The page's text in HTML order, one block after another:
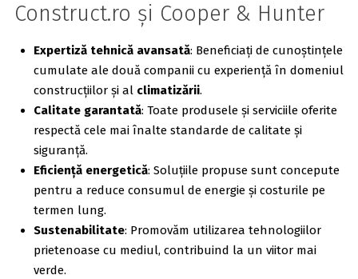
Construct.ro și Cooper & Hunter
Expertiză tehnică avansată: Beneficiați de cunoștințele
cumulate ale două companii cu experiență în domeniul
construcțiilor și al climatizării.
Calitate garantată: Toate produsele și serviciile oferite
respectă cele mai înalte standarde de calitate și
siguranță.
Eficiență energetică: Soluțiile propuse sunt concepute
pentru a reduce consumul de energie și costurile pe
termen lung.
Sustenabilitate: Promovăm utilizarea tehnologiilor
prietenoase cu mediul, contribuind la un viitor mai
verde.